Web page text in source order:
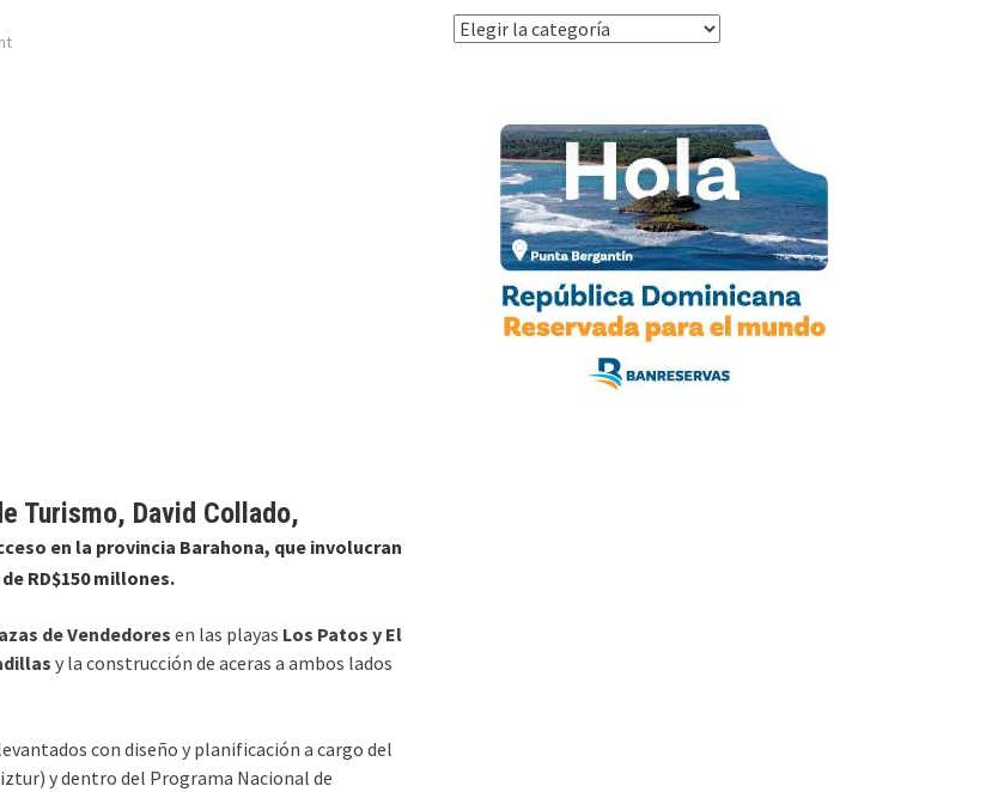
Turismo, David Collado,
en la provincia Barahona, que involucran
RD$150 millones.
de Vendedores en las playas Los Patos y El
y la construcción de aceras a ambos lados
con diseño y planificación a cargo del
y dentro del Programa Nacional de
Categorías